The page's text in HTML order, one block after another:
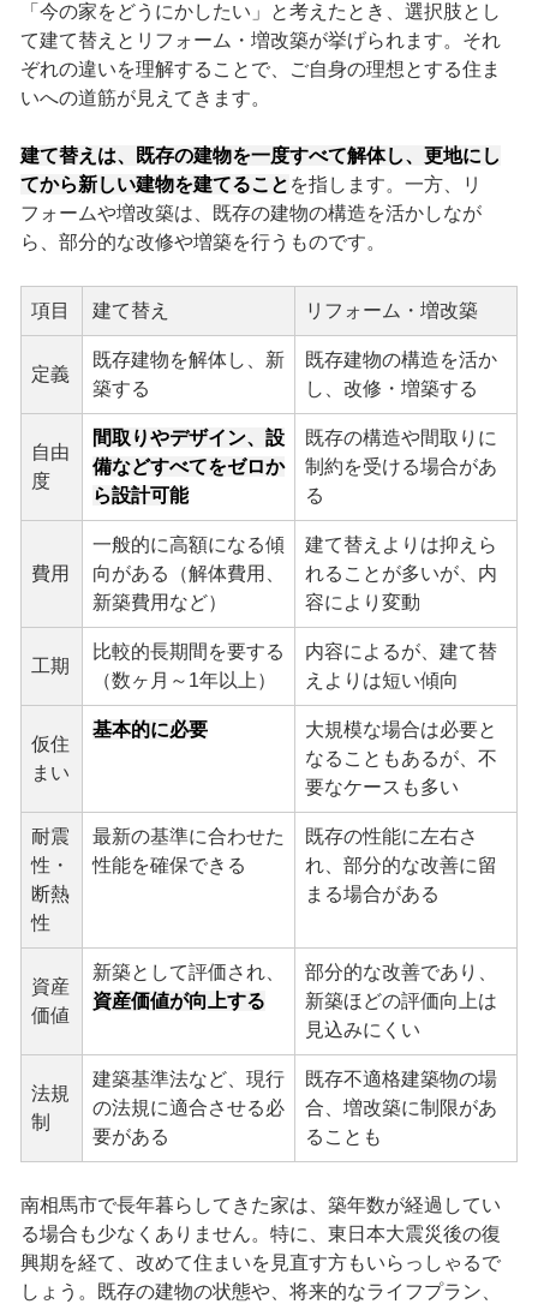
「今の家をどうにかしたい」と考えたとき、選択肢とし
て建て替えとリフォーム・増改築が挙げられます。それ
ぞれの違いを理解することで、ご自身の理想とする住ま
いへの道筋が見えてきます。
建て替えは、既存の建物を一度すべて解体し、更地にし
てから新しい建物を建てること を指します。一方、リ
フォームや増改築は、既存の建物の構造を活かしなが
ら、部分的な改修や増築を行うものです。
項目 建て替え リフォーム・増改築
定義
既存建物を解体し、新
築する
既存建物の構造を活か
し、改修・増築する
自由
度
間取りやデザイン、設
備などすべてをゼロか
ら設計可能
既存の構造や間取りに
制約を受ける場合があ
る
費用
一般的に高額になる傾
向がある（解体費用、
新築費用など）
建て替えよりは抑えら
れることが多いが、内
容により変動
工期
比較的長期間を要する
（数ヶ月～1年以上）
内容によるが、建て替
えよりは短い傾向
仮住
まい
基本的に必要
大規模な場合は必要と
なることもあるが、不
要なケースも多い
耐震
性・
断熱
性
最新の基準に合わせた
性能を確保できる
既存の性能に左右さ
れ、部分的な改善に留
まる場合がある
資産
価値
新築として評価され、
資産価値が向上する
部分的な改善であり、
新築ほどの評価向上は
見込みにくい
法規
制
建築基準法など、現行
の法規に適合させる必
要がある
既存不適格建築物の場
合、増改築に制限があ
ることも
南相馬市で長年暮らしてきた家は、築年数が経過してい
る場合も少なくありません。特に、東日本大震災後の復
興期を経て、改めて住まいを見直す方もいらっしゃるで
しょう。既存の建物の状態や、将来的なライフプラン、